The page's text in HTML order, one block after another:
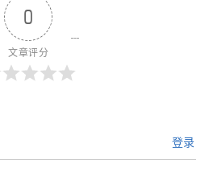
0
文章评分
登录